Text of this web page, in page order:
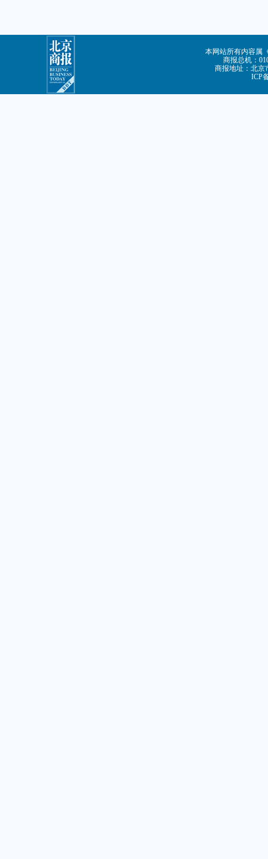
本网站所有内容属
商报总机：
商报地址：北京
ICP